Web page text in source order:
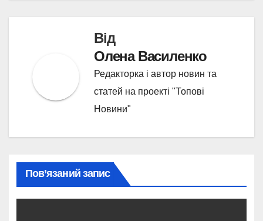
Від
Олена Василенко
Редакторка і автор новин та
статей на проекті "Топові
Новини"
Пов’язаний запис